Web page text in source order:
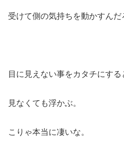
受けて側の気持ちを動かすんだ
目に見えない事をカタチにする
見なくても浮かぶ。
こりゃ本当に凄いな。